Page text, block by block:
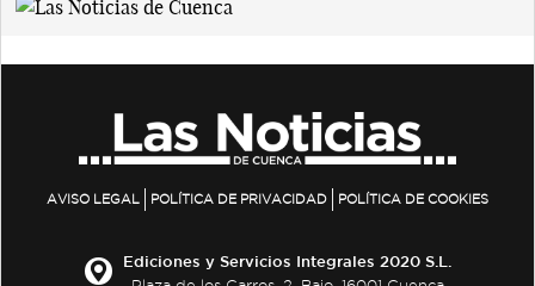
AVISO LEGAL POLÍTICA DE PRIVACIDAD POLÍTICA DE COOKIES
Ediciones y Servicios Integrales 2020 S.L.